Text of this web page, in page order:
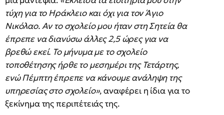
τύχη για το Ηράκλειο και όχι για τον Άγιο
Νικόλαο. Αν το σχολείο μου ήταν στη Σητεία θα
έπρεπε να διανύσω άλλες 2,5 ώρες για να
βρεθώ εκεί. Το μήνυμα με το σχολείο
τοποθέτησης ήρθε το μεσημέρι της Τετάρτης,
ενώ Πέμπτη έπρεπε να κάνουμε ανάληψη της
υπηρεσίας στο σχολείο», αναφέρει η ίδια για το
ξεκίνημα της περιπέτειάς της.